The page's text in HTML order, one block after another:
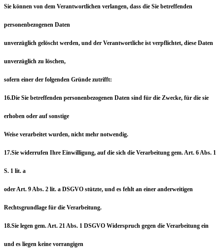
Sie können von dem Verantwortlichen verlangen, dass die Sie betreffenden
personenbezogenen Daten
unverzüglich gelöscht werden, und der Verantwortliche ist verpflichtet, diese Daten
unverzüglich zu löschen,
sofern einer der folgenden Gründe zutrifft:
16.Die Sie betreffenden personenbezogenen Daten sind für die Zwecke, für die sie
erhoben oder auf sonstige
Weise verarbeitet wurden, nicht mehr notwendig.
17.Sie widerrufen Ihre Einwilligung, auf die sich die Verarbeitung gem. Art. 6 Abs. 1
S. 1 lit. a
oder Art. 9 Abs. 2 lit. a DSGVO stützte, und es fehlt an einer anderweitigen
Rechtsgrundlage für die Verarbeitung.
18.Sie legen gem. Art. 21 Abs. 1 DSGVO Widerspruch gegen die Verarbeitung ein
und es liegen keine vorrangigen